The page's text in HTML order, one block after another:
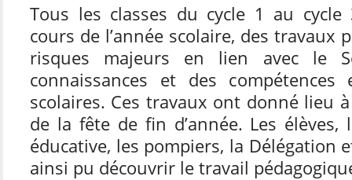
Tous les classes du cycle 1 au
cours de l’année scolaire, des travaux
risques majeurs en lien avec le
connaissances et des
scolaires. Ces travaux ont donné lieu
de la fête de fin d’année. Les élèves,
éducative, les pompiers, la Délégation
ainsi pu découvrir le travail